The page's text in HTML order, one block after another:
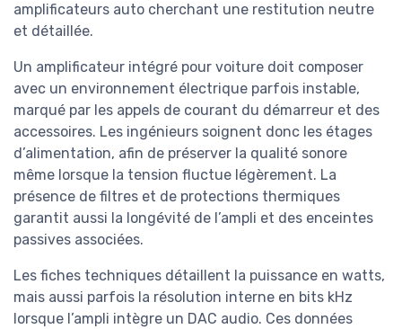
amplificateurs auto cherchant une restitution neutre
et détaillée.
Un amplificateur intégré pour voiture doit composer
avec un environnement électrique parfois instable,
marqué par les appels de courant du démarreur et des
accessoires. Les ingénieurs soignent donc les étages
d’alimentation, afin de préserver la qualité sonore
même lorsque la tension fluctue légèrement. La
présence de filtres et de protections thermiques
garantit aussi la longévité de l’ampli et des enceintes
passives associées.
Les fiches techniques détaillent la puissance en watts,
mais aussi parfois la résolution interne en bits kHz
lorsque l’ampli intègre un DAC audio. Ces données